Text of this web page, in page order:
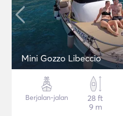
Mini Gozzo Libeccio
Berjalan-jalan
28 ft
9 m